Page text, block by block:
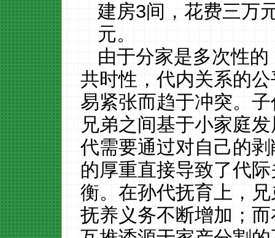
建房3间，花费三万
元。
由于分家是多次性
共时性，代内关系的
易紧张而趋于冲突。
兄弟之间基于小家庭
代需要通过对自己的
的厚重直接导致了代
衡。在孙代抚育上，
抚养义务不断增加；